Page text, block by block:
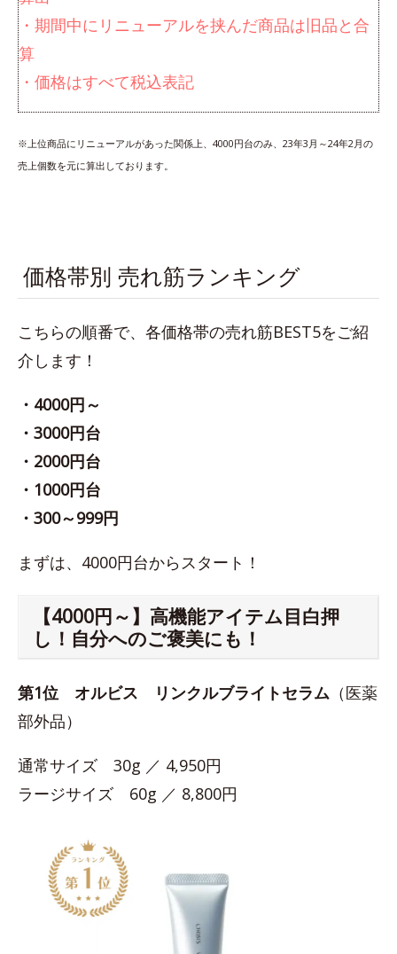
・期間中にリニューアルを挟んだ商品は旧品と合
算
・価格はすべて税込表記
※上位商品にリニューアルがあった関係上、4000円台のみ、23年3月～24年2月の
売上個数を元に算出しております。
価格帯別 売れ筋ランキング
こちらの順番で、各価格帯の売れ筋BEST5をご紹
介します！
・4000円～
・3000円台
・2000円台
・1000円台
・300～999円
まずは、4000円台からスタート！
【4000円～】高機能アイテム目白押
し！自分へのご褒美にも！
第1位 オルビス リンクルブライトセラム （医薬
部外品）
通常サイズ 30g ／ 4,950円
ラージサイズ 60g ／ 8,800円